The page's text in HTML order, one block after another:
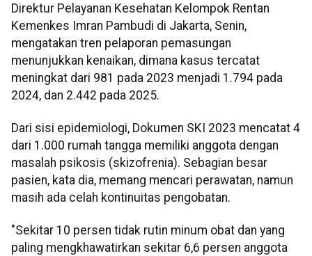
Direktur Pelayanan Kesehatan Kelompok Rentan
Kemenkes Imran Pambudi di Jakarta, Senin,
mengatakan tren pelaporan pemasungan
menunjukkan kenaikan, dimana kasus tercatat
meningkat dari 981 pada 2023 menjadi 1.794 pada
2024, dan 2.442 pada 2025.
Dari sisi epidemiologi, Dokumen SKI 2023 mencatat 4
dari 1.000 rumah tangga memiliki anggota dengan
masalah psikosis (skizofrenia). Sebagian besar
pasien, kata dia, memang mencari perawatan, namun
masih ada celah kontinuitas pengobatan.
"Sekitar 10 persen tidak rutin minum obat dan yang
paling mengkhawatirkan sekitar 6,6 persen anggota